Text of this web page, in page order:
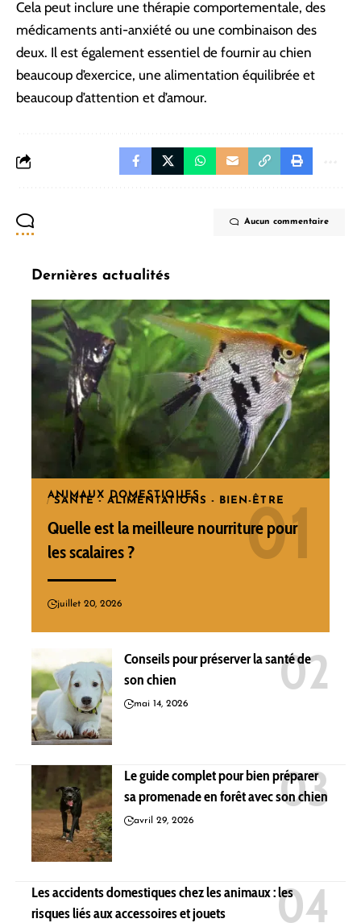
Cela peut inclure une thérapie comportementale, des
médicaments anti-anxiété ou une combinaison des
deux. Il est également essentiel de fournir au chien
beaucoup d’exercice, une alimentation équilibrée et
beaucoup d’attention et d’amour.
Aucun commentaire
Dernières actualités
ANIMAUX DOMESTIQUES
SANTÉ - ALIMENTATIONS - BIEN-ÊTRE
Quelle est la meilleure nourriture pour
les scalaires ?
juillet 20, 2026
Conseils pour préserver la santé de
son chien
mai 14, 2026
Le guide complet pour bien préparer
sa promenade en forêt avec son chien
avril 29, 2026
Les accidents domestiques chez les animaux : les
risques liés aux accessoires et jouets